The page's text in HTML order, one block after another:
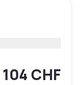
104 CHF